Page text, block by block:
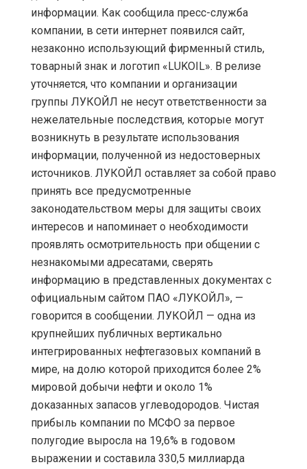
информации. Как сообщила пресс-служба
компании, в сети интернет появился сайт,
незаконно использующий фирменный стиль,
товарный знак и логотип «LUKOIL». В релизе
уточняется, что компании и организации
группы ЛУКОЙЛ не несут ответственности за
нежелательные последствия, которые могут
возникнуть в результате использования
информации, полученной из недостоверных
источников. ЛУКОЙЛ оставляет за собой право
принять все предусмотренные
законодательством меры для защиты своих
интересов и напоминает о необходимости
проявлять осмотрительность при общении с
незнакомыми адресатами, сверять
информацию в представленных документах с
официальным сайтом ПАО «ЛУКОЙЛ», —
говорится в сообщении. ЛУКОЙЛ — одна из
крупнейших публичных вертикально
интегрированных нефтегазовых компаний в
мире, на долю которой приходится более 2%
мировой добычи нефти и около 1%
доказанных запасов углеводородов. Чистая
прибыль компании по МСФО за первое
полугодие выросла на 19,6% в годовом
выражении и составила 330,5 миллиарда